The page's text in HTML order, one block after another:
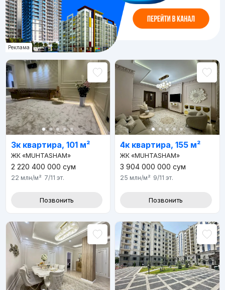
Реклама
3к квартира, 101 м²
ЖК «MUHTASHAM»
2 220 400 000 сум
22 млн/м² 7/11 эт.
Позвонить
4к квартира, 155 м²
ЖК «MUHTASHAM»
3 904 000 000 сум
25 млн/м² 9/11 эт.
Позвонить